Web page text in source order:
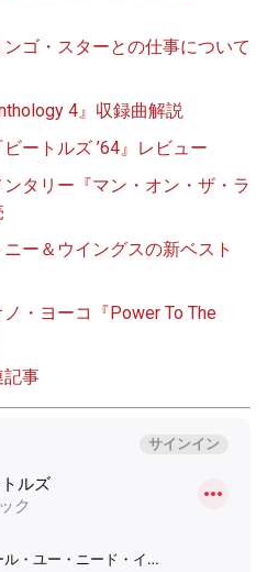
ゴ・スターとの仕事について
4』収録曲解説
ートルズ ’64』レビュー
タリー『マン・オン・ザ・ラ
ー＆ウイングスの新ベスト
・ヨーコ『Power To The
記事